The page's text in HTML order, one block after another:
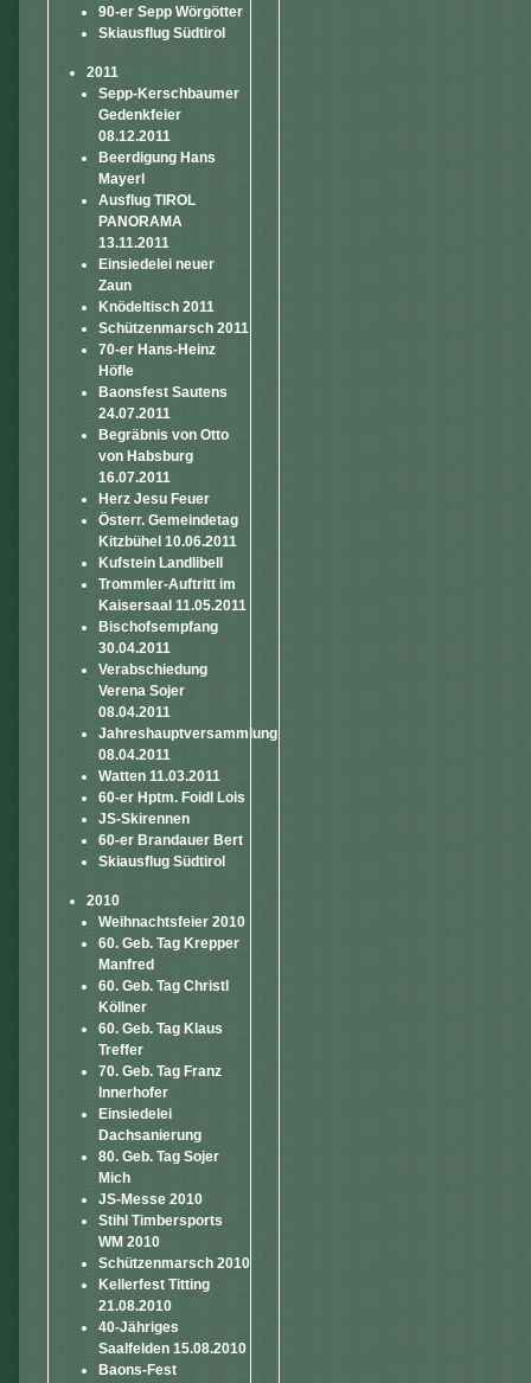
90-er Sepp Wörgötter
Skiausflug Südtirol
2011
Sepp-Kerschbaumer
Gedenkfeier
08.12.2011
Beerdigung Hans
Mayerl
Ausflug TIROL
PANORAMA
13.11.2011
Einsiedelei neuer
Zaun
Knödeltisch 2011
Schützenmarsch 2011
70-er Hans-Heinz
Höfle
Baonsfest Sautens
24.07.2011
Begräbnis von Otto
von Habsburg
16.07.2011
Herz Jesu Feuer
Österr. Gemeindetag
Kitzbühel 10.06.2011
Kufstein Landlibell
Trommler-Auftritt im
Kaisersaal 11.05.2011
Bischofsempfang
30.04.2011
Verabschiedung
Verena Sojer
08.04.2011
Jahreshauptversammlung
08.04.2011
Watten 11.03.2011
60-er Hptm. Foidl Lois
JS-Skirennen
60-er Brandauer Bert
Skiausflug Südtirol
2010
Weihnachtsfeier 2010
60. Geb. Tag Krepper
Manfred
60. Geb. Tag Christl
Köllner
60. Geb. Tag Klaus
Treffer
70. Geb. Tag Franz
Innerhofer
Einsiedelei
Dachsanierung
80. Geb. Tag Sojer
Mich
JS-Messe 2010
Stihl Timbersports
WM 2010
Schützenmarsch 2010
Kellerfest Titting
21.08.2010
40-Jähriges
Saalfelden 15.08.2010
Baons-Fest